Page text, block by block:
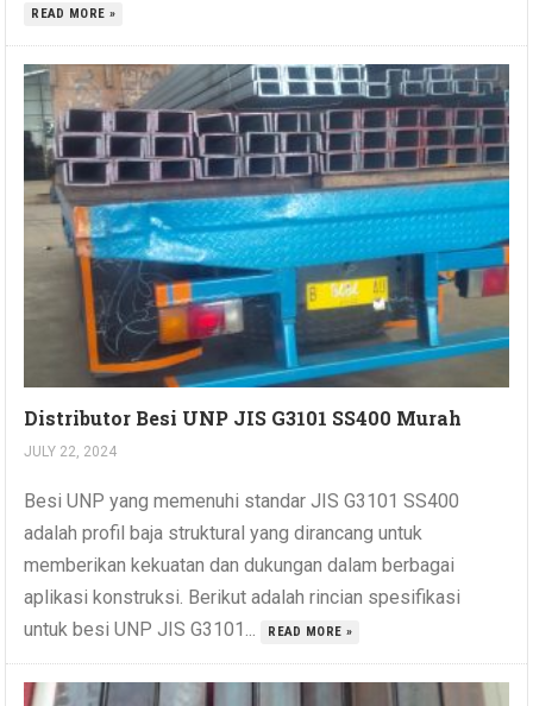
READ MORE »
Distributor Besi UNP JIS G3101 SS400 Murah
JULY 22, 2024
Besi UNP yang memenuhi standar JIS G3101 SS400
adalah profil baja struktural yang dirancang untuk
memberikan kekuatan dan dukungan dalam berbagai
aplikasi konstruksi. Berikut adalah rincian spesifikasi
untuk besi UNP JIS G3101...
READ MORE »